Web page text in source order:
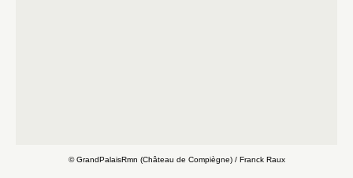
© GrandPalaisRmn (Château de Compiègne) / Franck Raux